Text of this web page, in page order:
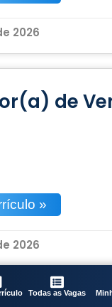
2026
de
»
2026
Todas as Vagas